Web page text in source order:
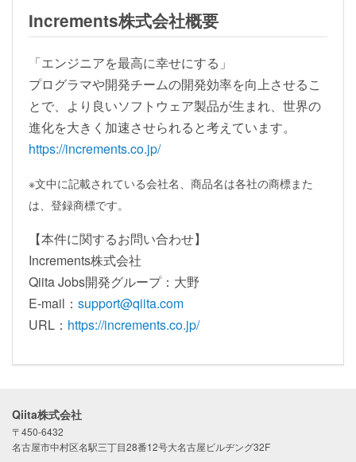
Increments株式会社概要
「エンジニアを最高に幸せにする」
プログラマや開発チームの開発効率を向上させるこ
とで、より良いソフトウェア製品が生まれ、世界の
進化を大きく加速させられると考えています。
https://increments.co.jp/
※文中に記載されている会社名、商品名は各社の商標また
は、登録商標です。
【本件に関するお問い合わせ】
Increments株式会社
Qiita Jobs開発グループ：大野
E-mail： support@qiita.com
URL： https://increments.co.jp/
Qiita株式会社
〒450-6432
名古屋市中村区名駅三丁目28番12号大名古屋ビルヂング32F